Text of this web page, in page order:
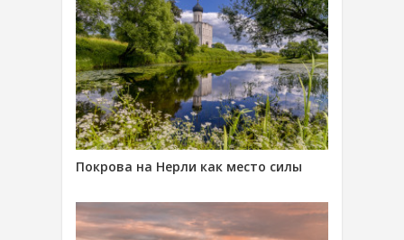
Покрова на Нерли как место силы